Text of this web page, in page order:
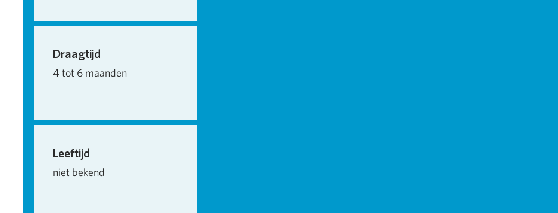
Draagtijd
4 tot 6 maanden
Leeftijd
niet bekend